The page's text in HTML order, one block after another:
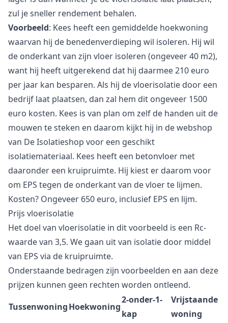
zul je sneller rendement behalen.
Voorbeeld: Kees heeft een gemiddelde hoekwoning
waarvan hij de benedenverdieping wil isoleren. Hij wil
de onderkant van zijn vloer isoleren (ongeveer 40 m2),
want hij heeft uitgerekend dat hij daarmee 210 euro
per jaar kan besparen. Als hij de vloerisolatie door een
bedrijf laat plaatsen, dan zal hem dit ongeveer 1500
euro kosten. Kees is van plan om zelf de handen uit de
mouwen te steken en daarom kijkt hij in de webshop
van De Isolatieshop voor een geschikt
isolatiemateriaal. Kees heeft een betonvloer met
daaronder een kruipruimte. Hij kiest er daarom voor
om EPS tegen de onderkant van de vloer te lijmen.
Kosten? Ongeveer 650 euro, inclusief EPS en lijm.
Prijs vloerisolatie
Het doel van vloerisolatie in dit voorbeeld is een Rc-
waarde van 3,5. We gaan uit van isolatie door middel
van EPS via de kruipruimte.
Onderstaande bedragen zijn voorbeelden en aan deze
prijzen kunnen geen rechten worden ontleend.
TussenwoningHoekwoning
2-onder-1-
kap
Vrijstaande
woning